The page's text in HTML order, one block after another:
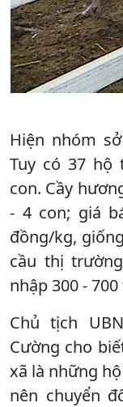
Hiện nhóm
Tuy có 37 hộ
con. Cầy
- 4 con; giá
đồng/kg,
cầu thị
nhập 300 -
Chủ tịch
Cường cho
xã là những
nên chuyển